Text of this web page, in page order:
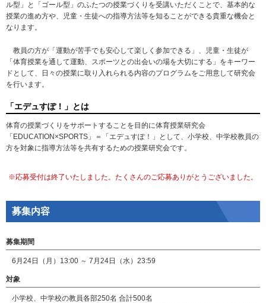
ル型」と「ゴール型」のふたつの授業づくりを受講いただくことで、基本的な
授業の進め方や、児童・生徒への指導方法等を知ることができる貴重な機会と
なります。
教員の方が「運動が苦手でも安心して楽しく参加できる」、児童・生徒が
「体育授業を通して運動、スポーツとの出会いの場を大切にする」をキーワー
ドとして、日々の授業に取り入れられる内容のプログラムをご用意して研究会
を行います。
「エデュすぽ！」とは
体育の授業づくりをサポートすることを目的に体育授業研究会
「EDUCATION×SPORTS」＝「エデュすぽ！」として、小学校、中学校教員の
方を対象に指導方法等を共有するための授業研究会です。
※応募受付は終了いたしました。たくさんのご応募ありがとうございました。
募集内容
募集期間
6月24日（月）13:00 ～ 7月24日（水）23:59
対象
小学校、中学校の教員各部250名 合計500名